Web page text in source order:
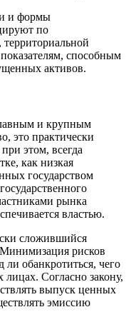
и формы
по
способным
активов.
и крупным
это практически
этом, всегда
как низкая
государством
рынка
властью.
сложившийся
рисков
ли обанкротиться, чего
лицах. Согласно закону,
выпуск ценных
эмиссию